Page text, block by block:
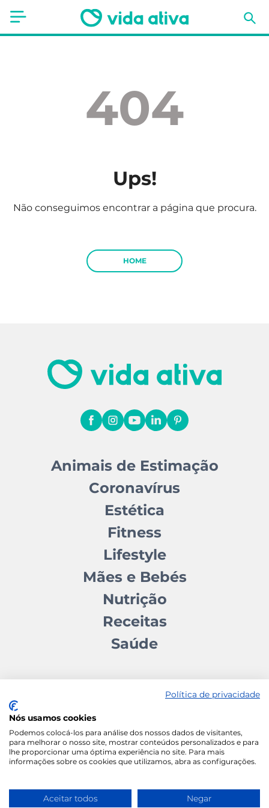
Nutrição
Mães e Bebés
404
Ups!
Não conseguimos encontrar a página que procura.
HOME
Animais de Estimação
Coronavírus
Estética
Fitness
Lifestyle
Mães e Bebés
Nutrição
Receitas
Saúde
Contactos Quem somos Autores
Estatuto Editorial
Ficha Técnica
Manifesto
Política de Privacidade
Política de privacidade
Nós usamos cookies
Podemos colocá-los para análise dos nossos dados de visitantes,
para melhorar o nosso site, mostrar conteúdos personalizados e para
lhe proporcionar uma óptima experiência no site. Para mais
informações sobre os cookies que utilizamos, abra as configurações.
Aceitar todos Negar